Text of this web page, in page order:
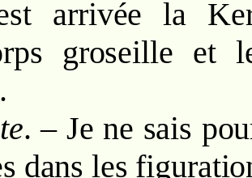
arrivée la
groseille et
. – Je ne sais
dans les